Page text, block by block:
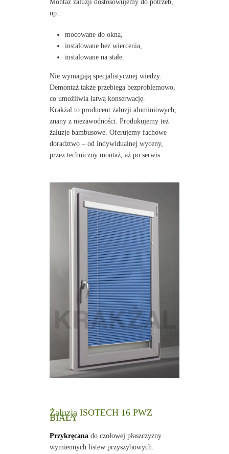
Montaż żaluzji dostosowujemy do potrzeb,
np.:
mocowane do okna,
instalowane bez wiercenia,
instalowane na stałe.
Nie wymagają specjalistycznej wiedzy.
Demontaż także przebiega bezproblemowo,
co umożliwia łatwą konserwację.
Krakżal to producent żaluzji aluminiowych,
znany z niezawodności. Produkujemy też
żaluzje bambusowe. Oferujemy fachowe
doradztwo – od indywidualnej wyceny,
przez techniczny montaż, aż po serwis.
Żaluzja ISOTECH 16 PWZ
BIAŁY
Przykręcanado czołowej płaszczyzny
wymiennych listew przyszybowych.